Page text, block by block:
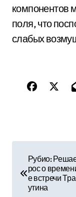
компонентов
поля, что
слабых
Рубио:
рос о
е встречи
утина